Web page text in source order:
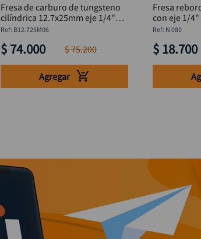
Fresa de carburo de tungsteno
cilíndrica 12.7x25mm eje 1/4"
DISCOVER
: B12.725M06
$ 74.000 $75.200
Agregar
Fresa
con eje 1/4"
: N 080
$ 18.700